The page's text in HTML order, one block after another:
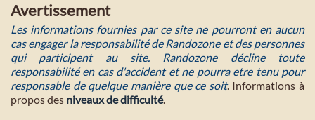
Avertissement
Les informations fournies par ce site ne pourront en aucun
cas engager la responsabilité de Randozone et des personnes
qui participent au site. Randozone décline toute
responsabilité en cas d'accident et ne pourra etre tenu pour
responsable de quelque manière que ce soit. Informations à
propos des niveaux de difficulté.